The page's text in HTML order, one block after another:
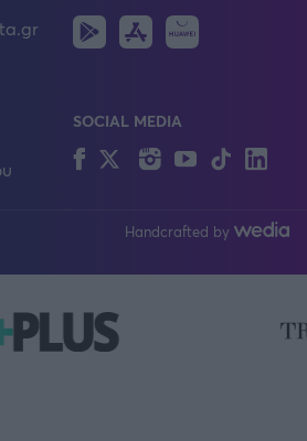
Android
IOS
SOCIAL MEDIA
FacebookTwitterInstagram
YouTubeTikTok
Handcrafted by